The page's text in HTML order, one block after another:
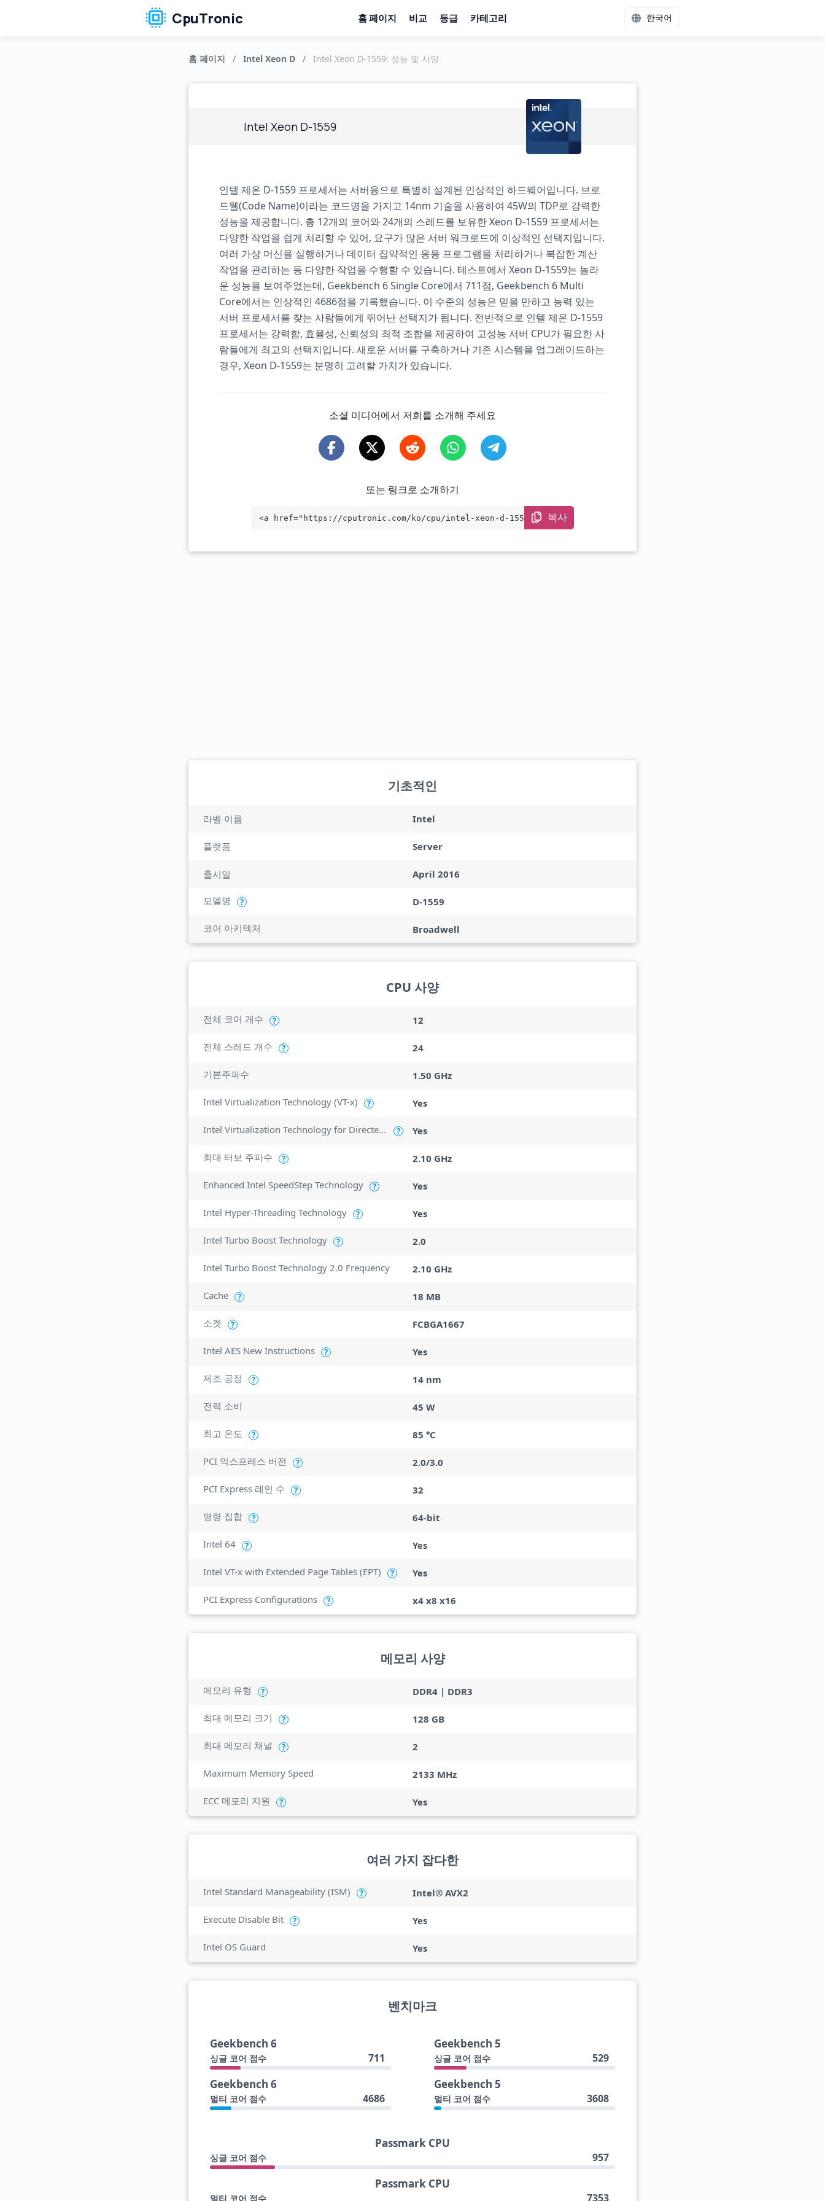
CpuTronic 홈 페이지 비교 등급 카테고리 한국어
홈 페이지 / Intel Xeon D / Intel Xeon D-1559: 성능 및 사양
Intel Xeon D-1559
인텔 제온 D-1559 프로세서는 서버용으로 특별히 설계된 인상적인 하드웨어입니다. 브로
드웰(Code Name)이라는 코드명을 가지고 14nm 기술을 사용하여 45W의 TDP로 강력한
성능을 제공합니다. 총 12개의 코어와 24개의 스레드를 보유한 Xeon D-1559 프로세서는
다양한 작업을 쉽게 처리할 수 있어, 요구가 많은 서버 워크로드에 이상적인 선택지입니다.
여러 가상 머신을 실행하거나 데이터 집약적인 응용 프로그램을 처리하거나 복잡한 계산
작업을 관리하는 등 다양한 작업을 수행할 수 있습니다. 테스트에서 Xeon D-1559는 놀라
운 성능을 보여주었는데, Geekbench 6 Single Core에서 711점, Geekbench 6 Multi
Core에서는 인상적인 4686점을 기록했습니다. 이 수준의 성능은 믿을 만하고 능력 있는
서버 프로세서를 찾는 사람들에게 뛰어난 선택지가 됩니다. 전반적으로 인텔 제온 D-1559
프로세서는 강력함, 효율성, 신뢰성의 최적 조합을 제공하여 고성능 서버 CPU가 필요한 사
람들에게 최고의 선택지입니다. 새로운 서버를 구축하거나 기존 시스템을 업그레이드하는
경우, Xeon D-1559는 분명히 고려할 가치가 있습니다.
소셜 미디어에서 저희를 소개해 주세요
또는 링크로 소개하기
<a href="https://cputronic.com/ko/cpu/intel-xeon-d-1559" targe
복사
기초적인
라벨 이름 Intel
플랫폼 Server
출시일 April 2016
모델명 ? D-1559
코어 아키텍처 Broadwell
CPU 사양
전체 코어 개수 ? 12
전체 스레드 개수 ? 24
기본주파수 1.50 GHz
Intel Virtualization Technology (VT-x) ? Yes
Intel Virtualization Technology for Directed I/O (VT-d) ? Yes
최대 터보 주파수 ? 2.10 GHz
Enhanced Intel SpeedStep Technology ? Yes
Intel Hyper-Threading Technology ? Yes
Intel Turbo Boost Technology ? 2.0
Intel Turbo Boost Technology 2.0 Frequency 2.10 GHz
Cache ? 18 MB
소켓 ? FCBGA1667
Intel AES New Instructions ? Yes
제조 공정 ? 14 nm
전력 소비 45 W
최고 온도 ? 85 °C
PCI 익스프레스 버전 ? 2.0/3.0
PCI Express 레인 수 ? 32
명령 집합 ? 64-bit
Intel 64 ? Yes
Intel VT-x with Extended Page Tables (EPT) ? Yes
PCI Express Configurations ? x4 x8 x16
메모리 사양
메모리 유형 ? DDR4 | DDR3
최대 메모리 크기 ? 128 GB
최대 메모리 채널 ? 2
Maximum Memory Speed 2133 MHz
ECC 메모리 지원 ? Yes
여러 가지 잡다한
Intel Standard Manageability (ISM) ? Intel® AVX2
Execute Disable Bit ? Yes
Intel OS Guard Yes
벤치마크
Geekbench 6
싱글 코어 점수 711
Geekbench 6
멀티 코어 점수 4686
Geekbench 5
싱글 코어 점수 529
Geekbench 5
멀티 코어 점수 3608
Passmark CPU
싱글 코어 점수 957
Passmark CPU
멀티 코어 점수 7353